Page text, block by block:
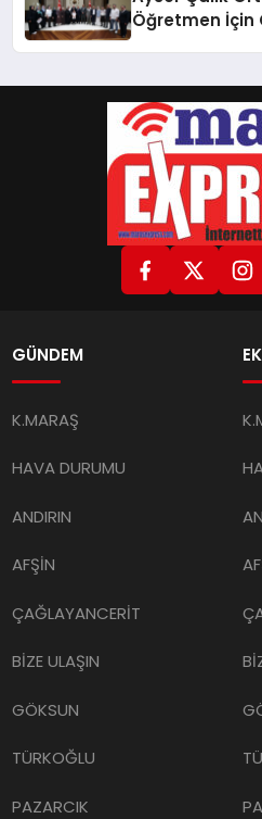
Öğretmen İçin
GÜNDEM
K.MARAŞ
HAVA DURUMU
ANDIRIN
AFŞİN
ÇAĞLAYANCERİT
BİZE ULAŞIN
GÖKSUN
TÜRKOĞLU
PAZARCIK